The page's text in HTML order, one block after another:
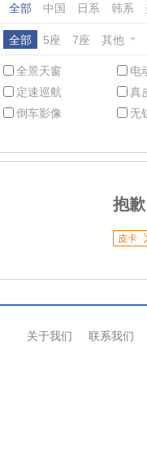
全部 中国 日系 韩系
全部 5座 7座 其他
全景天窗 电
定速巡航
真
倒车影像
无
抱
皮卡
关于我们 联系我们